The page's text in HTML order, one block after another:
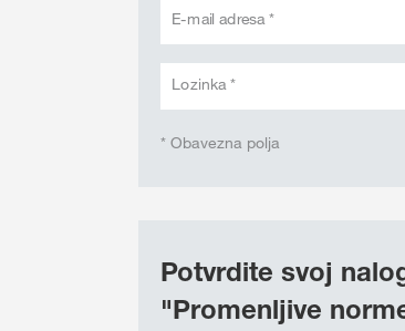
E-mail adresa *
Lozinka *
* Obavezna polja
Potvrdite svoj
"Promenljive